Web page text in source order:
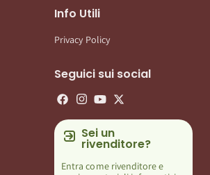
Info Utili
Privacy Policy
Seguici sui social
Sei un
rivenditore?
Entra come rivenditore e